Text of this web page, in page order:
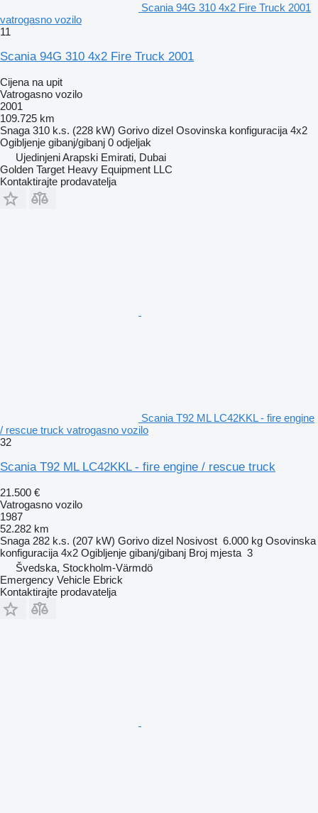
Scania 94G 310 4x2 Fire Truck 2001
vatrogasno vozilo
11
Scania 94G 310 4x2 Fire Truck 2001
Cijena na upit
Vatrogasno vozilo
2001
109.725 km
Snaga 310 k.s. (228 kW) Gorivo dizel Osovinska konfiguracija 4x2
Ogibljenje gibanj/gibanj 0 odjeljak
Ujedinjeni Arapski Emirati, Dubai
Golden Target Heavy Equipment LLC
Kontaktirajte prodavatelja
Scania T92 ML LC42KKL - fire engine
/ rescue truck vatrogasno vozilo
32
Scania T92 ML LC42KKL - fire engine / rescue truck
21.500 €
Vatrogasno vozilo
1987
52.282 km
Snaga 282 k.s. (207 kW) Gorivo dizel Nosivost 6.000 kg Osovinska
konfiguracija 4x2 Ogibljenje gibanj/gibanj Broj mjesta 3
Švedska, Stockholm-Värmdö
Emergency Vehicle Ebrick
Kontaktirajte prodavatelja